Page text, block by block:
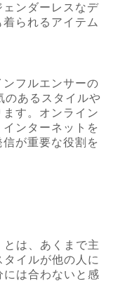
ェンダーレスなデ
られるアイテム
フルエンサーの
のあるスタイルや
す。オンライン
ンターネットを
が重要な役割を
は、あくまで主
イルが他の人に
には合わないと感